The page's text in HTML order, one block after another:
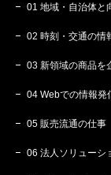
01 地域・自治体と
02 時刻・交通の情
03 新領域の商品を
04 Webでの情報発
05 販売流通の仕事
06 法人ソリューシ